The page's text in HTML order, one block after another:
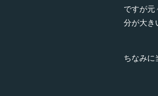
ですが
分が大き
ちなみに